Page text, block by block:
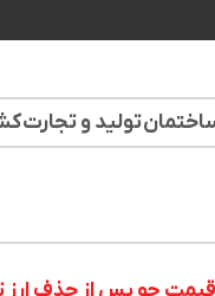
تولید و تجارت